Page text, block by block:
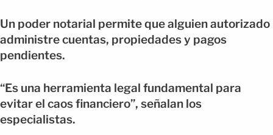
Un poder notarial permite que alguien autorizado
administre cuentas, propiedades y pagos
pendientes.
“Es una herramienta legal fundamental para
evitar el caos financiero”, señalan los
especialistas.